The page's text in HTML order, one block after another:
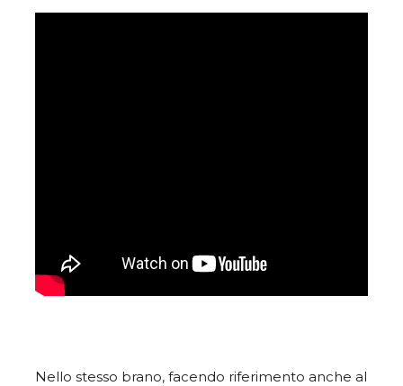
Nello stesso brano, facendo riferimento anche al